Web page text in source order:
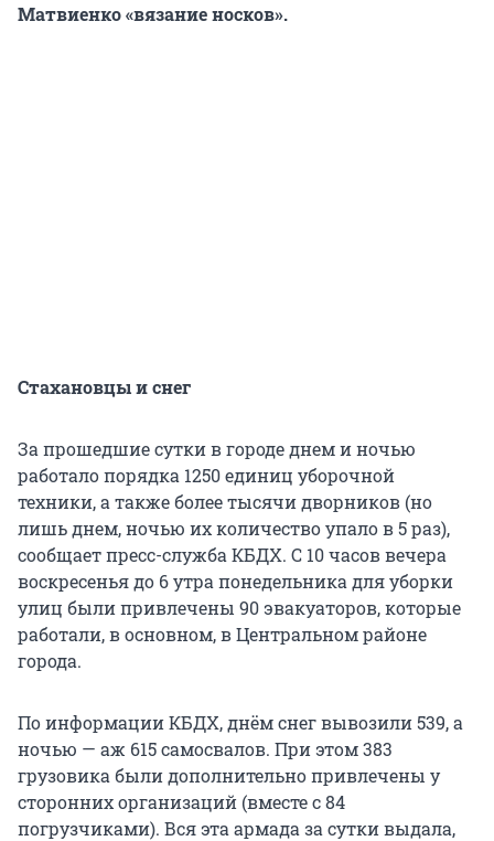
Матвиенко «вязание носков».
Стахановцы и снег
За прошедшие сутки в городе днем и ночью
работало порядка 1250 единиц уборочной
техники, а также более тысячи дворников (но
лишь днем, ночью их количество упало в 5 раз),
сообщает пресс-служба КБДХ. С 10 часов вечера
воскресенья до 6 утра понедельника для уборки
улиц были привлечены 90 эвакуаторов, которые
работали, в основном, в Центральном районе
города.
По информации КБДХ, днём снег вывозили 539, а
ночью — аж 615 самосвалов. При этом 383
грузовика были дополнительно привлечены у
сторонних организаций (вместе с 84
погрузчиками). Вся эта армада за сутки выдала,